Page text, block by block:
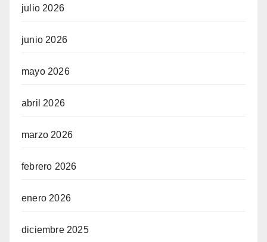
julio 2026
junio 2026
mayo 2026
abril 2026
marzo 2026
febrero 2026
enero 2026
diciembre 2025